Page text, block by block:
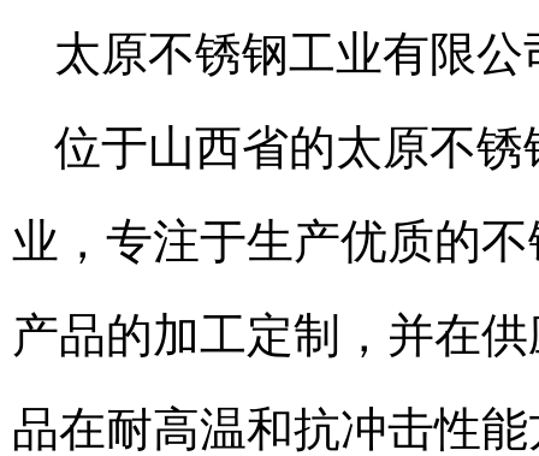
太原不锈钢工业有限公
位于山西省的太原不
业，专注于生产优质的
产品的加工定制，并在
品在耐高温和抗冲击性